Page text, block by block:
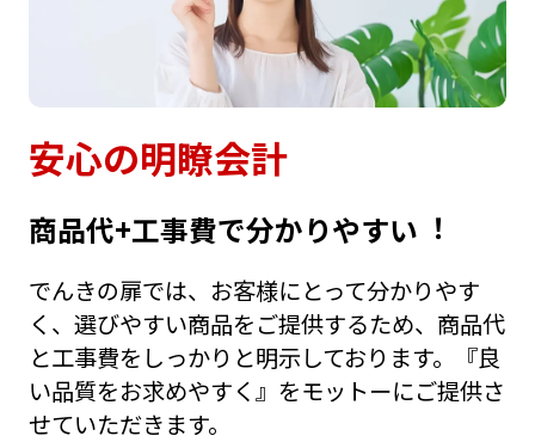
安⼼の明瞭会計
商品代+⼯事費で分かりやすい︕
でんきの扉では、お客様にとって分かりやす
く、選びやすい商品をご提供するため、商品代
と⼯事費をしっかりと明⽰しております。『良
い品質をお求めやすく』をモットーにご提供さ
せていただきます。